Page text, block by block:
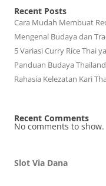
Recent Posts
Cara Mudah Membuat
Mengenal Budaya dan
5 Variasi Curry Rice Thai
Panduan Budaya
Rahasia Kelezatan Kari
Recent Comments
No comments to show.
Slot Via Dana